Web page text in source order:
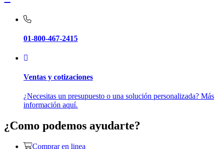
01-800-467-2415
Ventas y cotizaciones
¿Necesitas un presupuesto o una solución personalizada? Más
información aquí.
¿Como podemos ayudarte?
Comprar en linea